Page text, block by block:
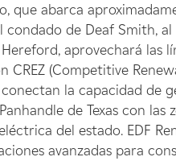
que abarca
condado de Deaf Smith, al
aprovechará las
CREZ (Competitive
la capacidad de
de Texas con las
del estado. EDF
avanzadas para